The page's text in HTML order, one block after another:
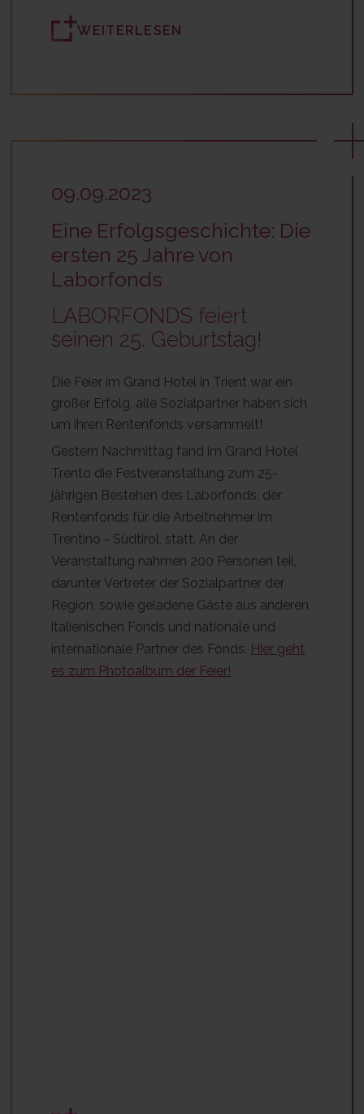
WEITERLESEN
09.09.2023
Eine Erfolgsgeschichte: Die
ersten 25 Jahre von
Laborfonds
LABORFONDS feiert
seinen 25. Geburtstag!
Die Feier im Grand Hotel in Trient war ein
großer Erfolg, alle Sozialpartner haben sich
um ihren Rentenfonds versammelt!
Gestern Nachmittag fand im Grand Hotel
Trento die Festveranstaltung zum 25-
jährigen Bestehen des Laborfonds, der
Rentenfonds für die Arbeitnehmer im
Trentino - Südtirol, statt. An der
Veranstaltung nahmen 200 Personen teil,
darunter Vertreter der Sozialpartner der
Region, sowie geladene Gäste aus anderen
italienischen Fonds und nationale und
internationale Partner des Fonds. Hier geht
es zum Photoalbum der Feier!